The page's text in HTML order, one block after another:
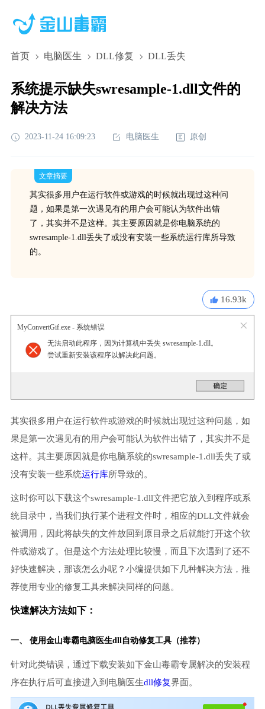
首页 电脑医生 DLL修复 DLL丢失
系统提示缺失swresample-1.dll文件的
解决方法
2023-11-24 16:09:23 电脑医生 原创
文章摘要
其实很多用户在运行软件或游戏的时候就出现过这种问
题，如果是第一次遇见有的用户会可能认为软件出错
了，其实并不是这样。其主要原因就是你电脑系统的
swresample-1.dll丢失了或没有安装一些系统运行库所导致
的。
16.93k
MyConvertGif.exe - 系统错误
无法启动此程序，因为计算机中丢失 swresample-1.dll。
尝试重新安装该程序以解决此问题。
其实很多用户在运行软件或游戏的时候就出现过这种问题，如
果是第一次遇见有的用户会可能认为软件出错了，其实并不是
这样。其主要原因就是你电脑系统的swresample-1.dll丢失了或
没有安装一些系统运行库所导致的。
这时你可以下载这个swresample-1.dll文件把它放入到程序或系
统目录中，当我们执行某个进程文件时，相应的DLL文件就会
被调用，因此将缺失的文件放回到原目录之后就能打开这个软
件或游戏了。但是这个方法处理比较慢，而且下次遇到了还不
好快速解决，那该怎么办呢？小编提供如下几种解决方法，推
荐使用专业的修复工具来解决同样的问题。
快速解决方法如下：
一、 使用金山毒霸电脑医生dll自动修复工具（推荐）
针对此类错误，通过下载安装如下金山毒霸专属解决的安装程
序在执行后可直接进入到电脑医生dll修复界面。